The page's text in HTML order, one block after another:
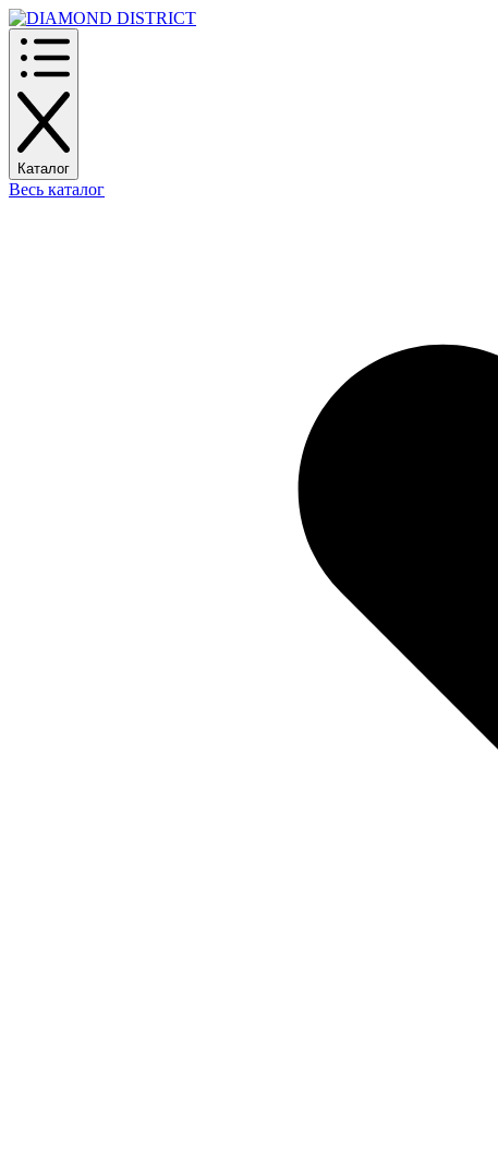
Каталог
Весь каталог